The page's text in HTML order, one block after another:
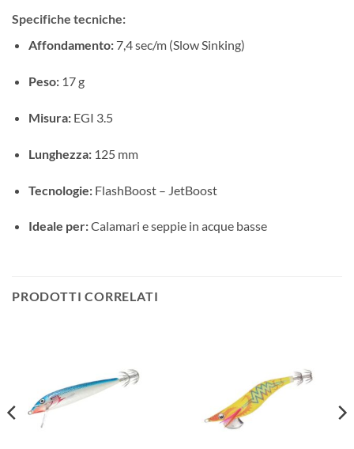
Specifiche tecniche:
Affondamento:7,4 sec/m (Slow Sinking)
Peso:17 g
Misura:EGI 3.5
Lunghezza:125 mm
Tecnologie:FlashBoost – JetBoost
Ideale per:Calamari e seppie in acque basse
PRODOTTI CORRELATI